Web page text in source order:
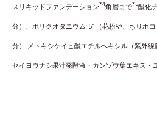
スリキッドファンデーション*4角層まで*5酸化
分）、ボリクオタニウム-51（花粉や、ちりホ
分） メトキシケイヒ酸エチルへキシル（紫外線
セイヨウナシ果汁発酵液・カンゾウ葉エキス・